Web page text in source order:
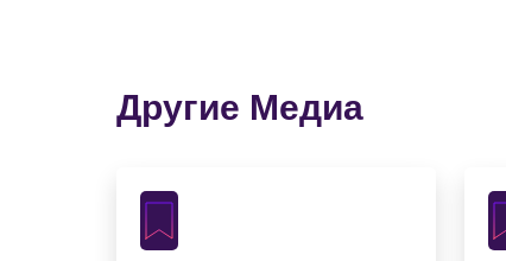
Другие Медиа